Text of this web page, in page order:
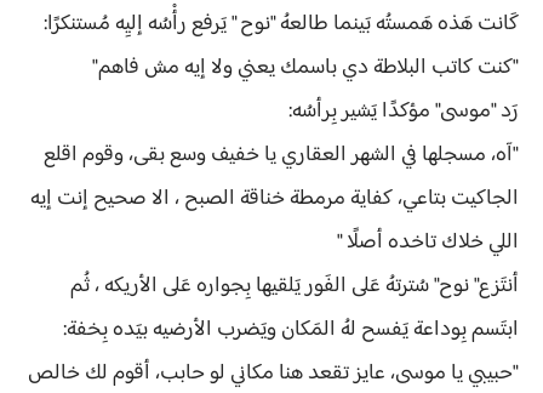
كَانت هَذه هَمستُه بَينما طالعهُ "نوح " يَرفع رأْسُه إليِه مُستنكرًا:
"كنت كاتب البلاطة دي باسمك يعني ولا إيه مش فاهم"
رَد "موسى" مؤكدًا يَشير بِرأسُه:
"آه، مسجلها في الشهر العقاري يا خفيف وسع بقى، وقوم اقلع
الجاكيت بتاعي، كفاية مرمطة خناقة الصبح ، الا صحيح إنت إيه
اللي خلاك تاخده أصلًا "
أنتَزع" نوح" سُترتهُ عَلى الفَور يَلقيها بِجواره عَلى الأريكه ، ثُم
ابتَسم بِوداعة يَفسح لهُ المَكان ويَضرب الأرضيه بيَده بِخفة:
"حبيبي يا موسى، عايز تقعد هنا مكاني لو حابب، أقوم لك خالص